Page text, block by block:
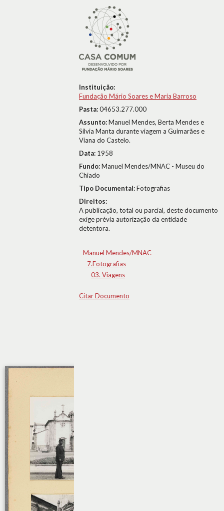
Instituição:
Fundação Mário Soares e Maria Barroso
Pasta:04653.277.000
Assunto:Manuel Mendes, Berta Mendes e
Sílvia Manta durante viagem a Guimarães e
Viana do Castelo.
Data: 1958
Fundo:Manuel Mendes/MNAC - Museu do
Chiado
Tipo Documental:Fotografias
Direitos:
A publicação, total ou parcial, deste documento
exige prévia autorização da entidade
detentora.
Manuel Mendes/MNAC
7.Fotografias
03. Viagens
Citar Documento